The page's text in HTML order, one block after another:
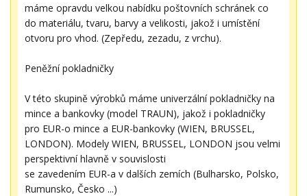
máme opravdu velkou nabídku poštovních schránek co
do materiálu, tvaru, barvy a velikosti, jakož i umístění
otvoru pro vhod. (Zepředu, zezadu, z vrchu).
Peněžní pokladničky
V této skupině výrobků máme univerzální pokladničky na
mince a bankovky (model TRAUN), jakož i pokladničky
pro EUR-o mince a EUR-bankovky (WIEN, BRUSSEL,
LONDON). Modely WIEN, BRUSSEL, LONDON jsou velmi
perspektivní hlavně v souvislosti
se zavedením EUR-a v dalších zemích (Bulharsko, Polsko,
Rumunsko, Česko ...)